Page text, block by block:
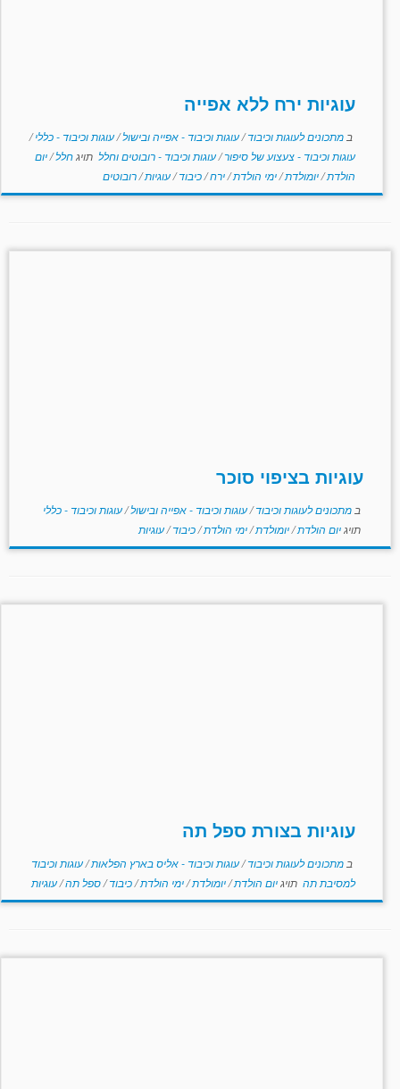
עוגיות ירח ללא אפייה
ב מתכונים לעוגות וכיבוד/עוגות וכיבוד - אפייה ובישול/עוגות וכיבוד - כללי/
עוגות וכיבוד - צעצוע של סיפור/עוגות וכיבוד - רובוטים וחלל תויגחלל/יום
הולדת/יומולדת/ימי הולדת/ירח/כיבוד/עוגיות/רובוטים
עוגיות בציפוי סוכר
ב מתכונים לעוגות וכיבוד/עוגות וכיבוד - אפייה ובישול/עוגות וכיבוד - כללי
תויגיום הולדת/יומולדת/ימי הולדת/כיבוד/עוגיות
עוגיות בצורת ספל תה
ב מתכונים לעוגות וכיבוד/עוגות וכיבוד - אליס בארץ הפלאות/עוגות וכיבוד
למסיבת תה תויגיום הולדת/יומולדת/ימי הולדת/כיבוד/ספל תה/עוגיות